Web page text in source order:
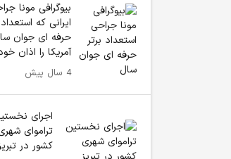
بیوگرافی مونا
ایرانی که استعداد
حرفه ای جوان
آمریکا را اذان
4 سال پیش
اجرای
تراموای
کشور در